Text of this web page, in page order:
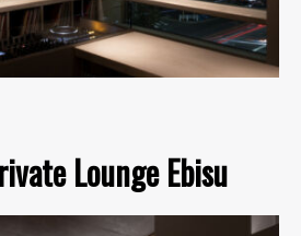
Lounge Ebisu